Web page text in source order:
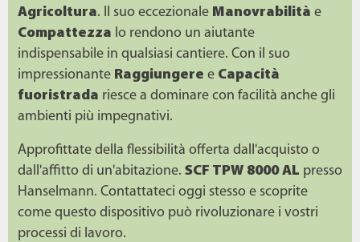
Agricoltura. Il suo eccezionale Manovrabilità e
Compattezza lo rendono un aiutante
indispensabile in qualsiasi cantiere. Con il suo
impressionante Raggiungere e Capacità
fuoristrada riesce a dominare con facilità anche gli
ambienti più impegnativi.
Approfittate della flessibilità offerta dall'acquisto o
dall'affitto di un'abitazione. SCF TPW 8000 AL presso
Hanselmann. Contattateci oggi stesso e scoprite
come questo dispositivo può rivoluzionare i vostri
processi di lavoro.